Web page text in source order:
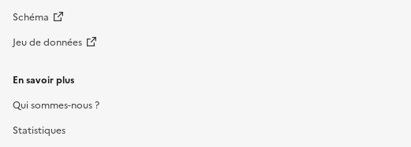
Schéma
Jeu de données
En savoir plus
Qui sommes-nous ?
Statistiques